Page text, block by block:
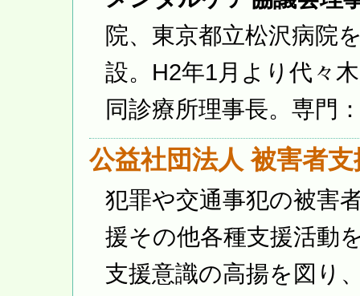
院、東京都立松沢病院
設。H2年1月より代々
同診療所理事長。専門
公益社団法人 被害者
犯罪や交通事犯の被害
援その他各種支援活動
支援意識の高揚を図り